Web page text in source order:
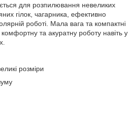
для розпилювання невеликих
гілок, чагарника, ефективно
роботі. Мала вага та компактні
та акуратну роботу навіть у
розміри